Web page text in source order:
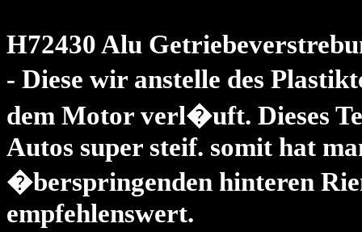
H72430 Alu
- Diese wir anstelle des
dem Motor verl�uft. Dieses
Autos super steif. somit hat
�berspringenden hinteren
empfehlenswert.